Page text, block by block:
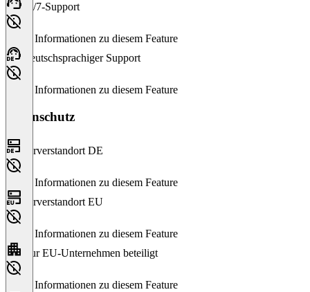
24/7-Support
Keine Informationen zu diesem Feature
Deutschsprachiger Support
Keine Informationen zu diesem Feature
Datenschutz
Serverstandort DE
Keine Informationen zu diesem Feature
Serverstandort EU
Keine Informationen zu diesem Feature
Nur EU-Unternehmen beteiligt
Keine Informationen zu diesem Feature